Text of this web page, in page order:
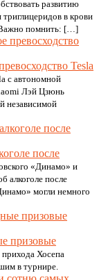
развитию
в крови
Важно помнить: […]
Tesla
с автономной
Лэй Цзюнь
независимой
после
«Динамо» и
алкоголе после
могли немного
призовые
Хосепа
в турнире.